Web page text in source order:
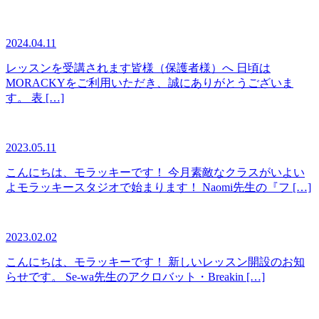
2024.04.11
レッスンを受講されます皆様（保護者様）へ 日頃は
MORACKYをご利用いただき、誠にありがとうございま
す。 表 […]
2023.05.11
こんにちは、モラッキーです！ 今月素敵なクラスがいよい
よモラッキースタジオで始まります！ Naomi先生の『フ […]
2023.02.02
こんにちは、モラッキーです！ 新しいレッスン開設のお知
らせです。 Se-wa先生のアクロバット・Breakin […]